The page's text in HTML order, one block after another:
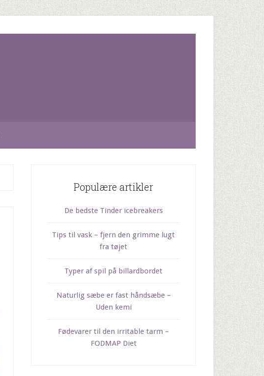
Populære artikler
De bedste Tinder icebreakers
Tips til vask – fjern den grimme lugt
fra tøjet
Typer af spil på billardbordet
Naturlig sæbe er fast håndsæbe –
Uden kemi
Fødevarer til den irritable tarm –
FODMAP Diet